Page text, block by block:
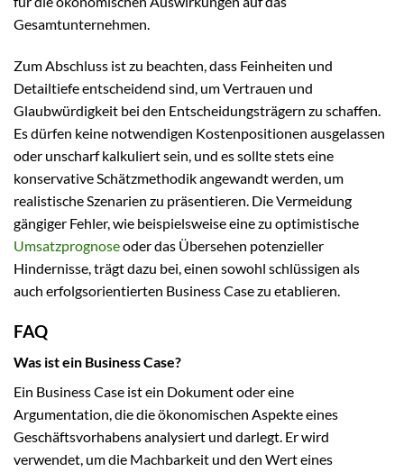
Gesamtunternehmen.
Zum Abschluss ist zu beachten, dass Feinheiten und
Detailtiefe entscheidend sind, um Vertrauen und
Glaubwürdigkeit bei den Entscheidungsträgern zu schaffen.
Es dürfen keine notwendigen Kostenpositionen ausgelassen
oder unscharf kalkuliert sein, und es sollte stets eine
konservative Schätzmethodik angewandt werden, um
realistische Szenarien zu präsentieren. Die Vermeidung
gängiger Fehler, wie beispielsweise eine zu optimistische
Umsatzprognoseoder das Übersehen potenzieller
Hindernisse, trägt dazu bei, einen sowohl schlüssigen als
auch erfolgsorientierten Business Case zu etablieren.
FAQ
Was ist ein Business Case?
Ein Business Case ist ein Dokument oder eine
Argumentation, die die ökonomischen Aspekte eines
Geschäftsvorhabens analysiert und darlegt. Er wird
verwendet, um die Machbarkeit und den Wert eines